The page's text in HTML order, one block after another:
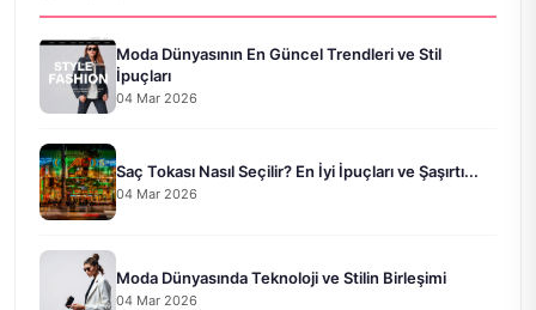
Moda Dünyasının En Güncel Trendleri ve Stil
İpuçları
04 Mar 2026
Saç Tokası Nasıl Seçilir? En İyi İpuçları ve Şaşırtı...
04 Mar 2026
Moda Dünyasında Teknoloji ve Stilin Birleşimi
04 Mar 2026